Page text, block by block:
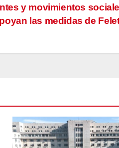
y movimientos
las medidas de